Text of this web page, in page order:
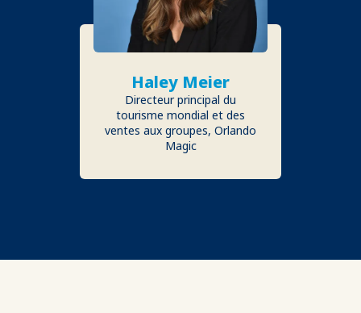
Haley Meier
Directeur principal du
tourisme mondial et des
ventes aux groupes, Orlando
Magic